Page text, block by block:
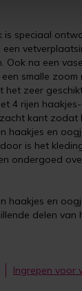
speciaal
Ook na een
smalle
het zeer
4 rijen
kant
haakjes en
is het
ondergoed
haakjes en
delen van
Ingrepen voor